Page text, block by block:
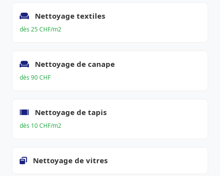
Nettoyage textiles
dès 25 CHF/m2
Nettoyage de canape
dès 90 CHF
Nettoyage de tapis
dès 10 CHF/m2
Nettoyage de vitres